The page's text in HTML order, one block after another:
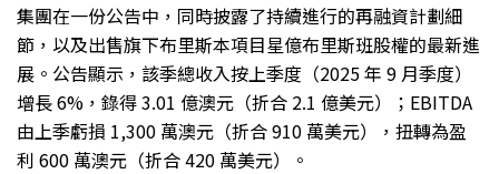
集團在一份公告中，同時披露了持續進行的再融資計劃細
節，以及出售旗下布里斯本項目星億布里斯班股權的最新進
展。公告顯示，該季總收入按上季度（2025 年 9 月季度）
增長 6%，錄得 3.01 億澳元（折合 2.1 億美元）；EBITDA
由上季虧損 1,300 萬澳元（折合 910 萬美元），扭轉為盈
利 600 萬澳元（折合 420 萬美元）。